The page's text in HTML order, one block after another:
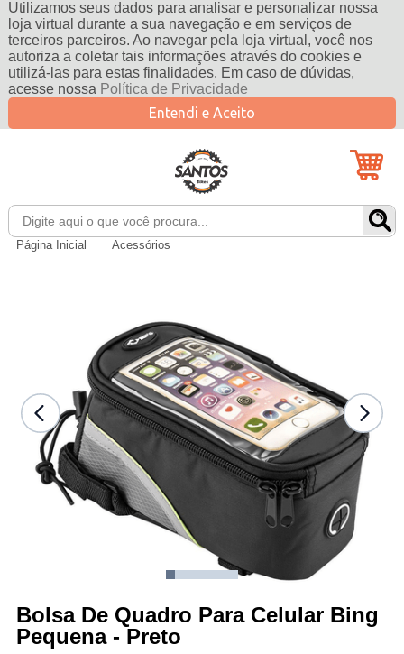
Utilizamos seus dados para analisar e personalizar nossa
loja virtual durante a sua navegação e em serviços de
terceiros parceiros. Ao navegar pela loja virtual, você nos
autoriza a coletar tais informações através do cookies e
utilizá-las para estas finalidades. Em caso de dúvidas,
acesse nossa Política de Privacidade
Entendi e Aceito
Página Inicial Acessórios
Bolsa De Quadro Para Celular Bing
Pequena - Preto